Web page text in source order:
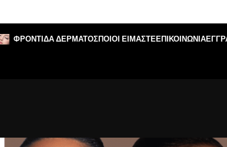
ΦΡΟΝΤΙΔΑ ΔΕΡΜΑΤΟΣΠΟΙΟΙ ΕΙΜΑΣΤΕΕΠΙΚΟΙΝΩΝΙΑ